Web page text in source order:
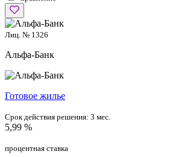
Лиц. № 1326
Альфа-Банк
Готовое жилье
Срок действия решения: 3 мес.
5,99 %
процентная ставка